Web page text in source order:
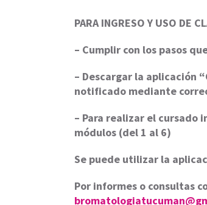
PARA INGRESO Y USO DE
– Cumplir con los pasos
– Descargar la aplicación
notificado mediante
– Para realizar el cursado
módulos (del 1 al 6)
Se puede utilizar la
Por informes o consultas